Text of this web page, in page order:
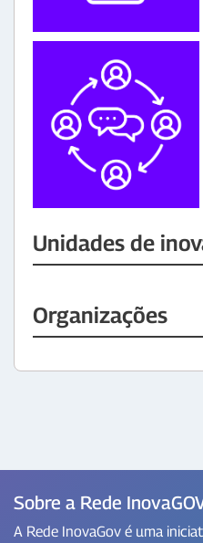
Unidades de
Organizações
Sobre a Rede
A Rede InovaGov é uma